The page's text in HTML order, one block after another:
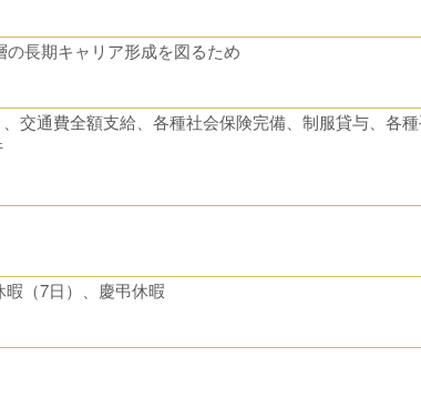
長期キャリア形成を図るため
交通費全額支給、各種社会保険完備、制服貸与、各
（7日）、慶弔休暇